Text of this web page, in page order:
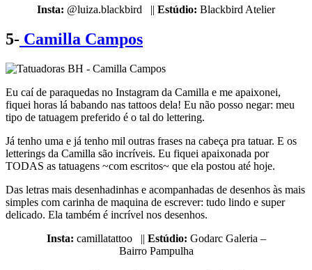
Insta: @luiza.blackbird || Estúdio: Blackbird Atelier
5- Camilla Campos
Eu caí de paraquedas no Instagram da Camilla e me apaixonei,
fiquei horas lá babando nas tattoos dela! Eu não posso negar: meu
tipo de tatuagem preferido é o tal do lettering.
Já tenho uma e já tenho mil outras frases na cabeça pra tatuar. E os
letterings da Camilla são incríveis. Eu fiquei apaixonada por
TODAS as tatuagens ~com escritos~ que ela postou até hoje.
Das letras mais desenhadinhas e acompanhadas de desenhos às mais
simples com carinha de maquina de escrever: tudo lindo e super
delicado. Ela também é incrível nos desenhos.
Insta: camillatattoo || Estúdio: Godarc Galeria –
Bairro Pampulha